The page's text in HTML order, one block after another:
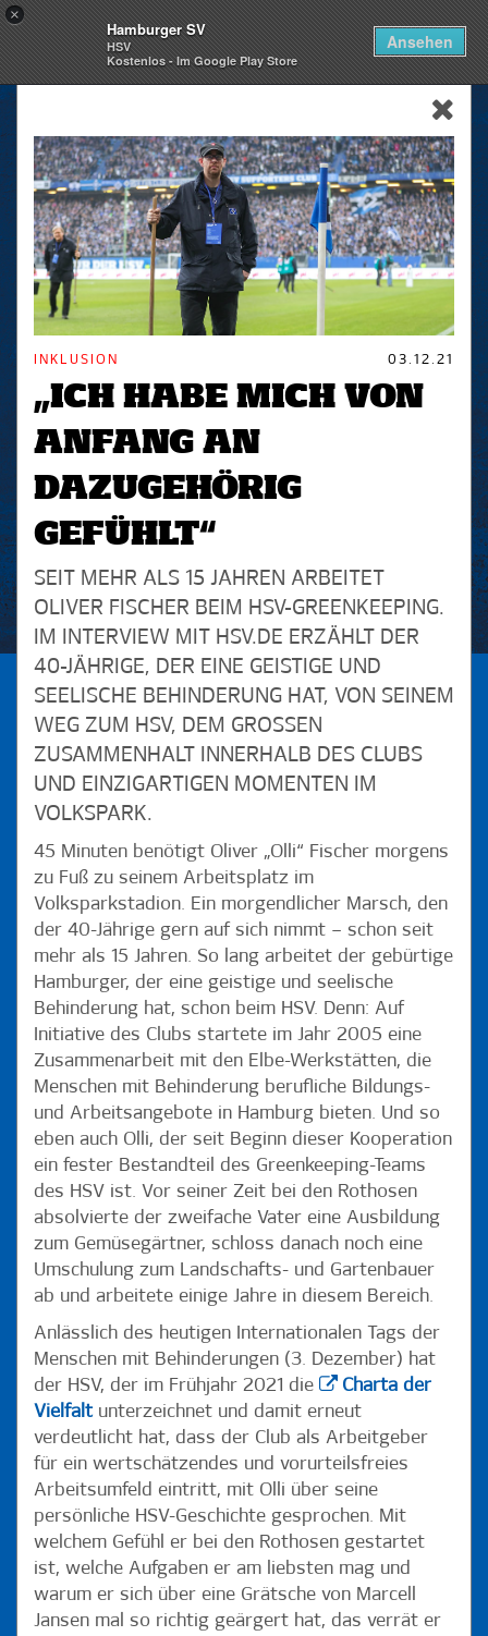
×
Hamburger SV
HSV
Kostenlos - Im Google Play Store
Ansehen
skip_navigation
INKLUSION 03.12.21
„ICH HABE MICH VON
ANFANG AN
DAZUGEHÖRIG
GEFÜHLT“
SEIT MEHR ALS 15 JAHREN ARBEITET
OLIVER FISCHER BEIM HSV-GREENKEEPING.
IM INTERVIEW MIT HSV.DE ERZÄHLT DER
40-JÄHRIGE, DER EINE GEISTIGE UND
SEELISCHE BEHINDERUNG HAT, VON SEINEM
WEG ZUM HSV, DEM GROSSEN Z
USAMMENHALT INNERHALB DES CLUBS U
ND EINZIGARTIGEN MOMENTEN IM V
OLKSPARK.
45 Minuten benötigt Oliver „Olli“ Fischer morgens
zu Fuß zu seinem Arbeitsplatz im
Volksparkstadion. Ein morgendlicher Marsch, den
der 40-Jährige gern auf sich nimmt – schon seit
mehr als 15 Jahren. So lang arbeitet der gebürtige
Hamburger, der eine geistige und seelische
Behinderung hat, schon beim HSV. Denn: Auf
Initiative des Clubs startete im Jahr 2005 eine
Zusammenarbeit mit den Elbe-Werkstätten, die
Menschen mit Behinderung berufliche Bildungs-
und Arbeitsangebote in Hamburg bieten. Und so
eben auch Olli, der seit Beginn dieser Kooperation
ein fester Bestandteil des Greenkeeping-Teams
des HSV ist. Vor seiner Zeit bei den Rothosen
absolvierte der zweifache Vater eine Ausbildung
zum Gemüsegärtner, schloss danach noch eine
Umschulung zum Landschafts- und Gartenbauer
ab und arbeitete einige Jahre in diesem Bereich.
Anlässlich des heutigen Internationalen Tags der
Menschen mit Behinderungen (3. Dezember) hat
der HSV, der im Frühjahr 2021 die
Charta der
Vielfaltunterzeichnet und damit erneut
verdeutlicht hat, dass der Club als Arbeitgeber
für ein wertschätzendes und vorurteilsfreies
Arbeitsumfeld eintritt, mit Olli über seine
persönliche HSV-Geschichte gesprochen. Mit
welchem Gefühl er bei den Rothosen gestartet
ist, welche Aufgaben er am liebsten mag und
warum er sich über eine Grätsche von Marcell
Jansen mal so richtig geärgert hat, das verrät er